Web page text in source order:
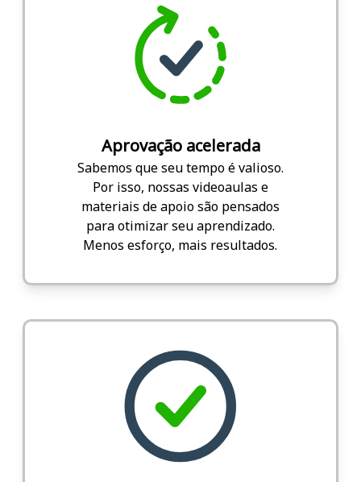
Aprovação acelerada
Sabemos que seu tempo é valioso.
Por isso, nossas videoaulas e
materiais de apoio são pensados
para otimizar seu aprendizado.
Menos esforço, mais resultados.